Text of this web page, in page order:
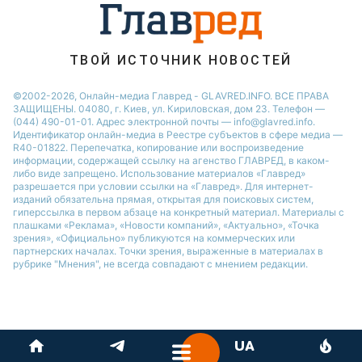
ТВОЙ ИСТОЧНИК НОВОСТЕЙ
©2002-2026, Онлайн-медиа Главред - GLAVRED.INFO. ВСЕ ПРАВА
ЗАЩИЩЕНЫ. 04080, г. Киев, ул. Кириловская, дом 23. Телефон —
(044) 490-01-01. Адрес электронной почты — info@glavred.info.
Идентификатор онлайн-медиа в Реестре cубъектов в сфере медиа —
R40-01822. Перепечатка, копирование или воспроизведение
информации, содержащей ссылку на агенство ГЛАВРЕД, в каком-
либо виде запрещено. Использование материалов «Главред»
разрешается при условии ссылки на «Главред». Для интернет-
изданий обязательна прямая, открытая для поисковых систем,
гиперссылка в первом абзаце на конкретный материал. Материалы с
плашками «Реклама», «Новости компаний», «Актуально», «Точка
зрения», «Официально» публикуются на коммерческих или
партнерских началах. Точки зрения, выраженные в материалах в
рубрике "Мнения", не всегда совпадают с мнением редакции.